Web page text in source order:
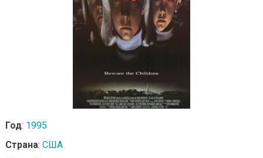
Год: 1995
Страна: США